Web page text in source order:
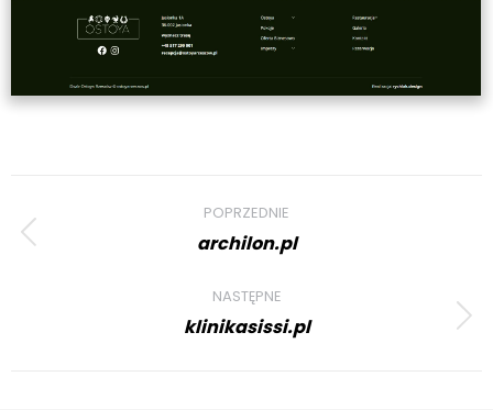
navigation
POPRZEDNIE
Previous
archilon.pl
NASTĘPNE
Next
klinikasissi.pl